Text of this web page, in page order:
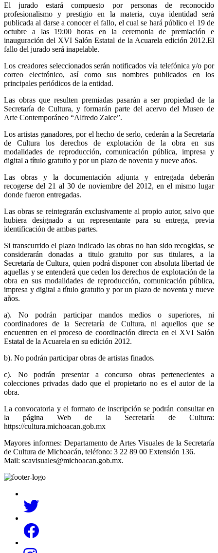
El jurado estará compuesto por personas de reconocido
profesionalismo y prestigio en la materia, cuya identidad será
publicada al darse a conocer el fallo, el cual se hará público el 19 de
octubre a las 19:00 horas en la ceremonia de premiación e
inauguración del XVI Salón Estatal de la Acuarela edición 2012.El
fallo del jurado será inapelable.
Los creadores seleccionados serán notificados vía telefónica y/o por
correo electrónico, así como sus nombres publicados en los
principales periódicos de la entidad.
Las obras que resulten premiadas pasarán a ser propiedad de la
Secretaría de Cultura, y formarán parte del acervo del Museo de
Arte Contemporáneo “Alfredo Zalce”.
Los artistas ganadores, por el hecho de serlo, cederán a la Secretaría
de Cultura los derechos de explotación de la obra en sus
modalidades de reproducción, comunicación pública, impresa y
digital a título gratuito y por un plazo de noventa y nueve años.
Las obras y la documentación adjunta y entregada deberán
recogerse del 21 al 30 de noviembre del 2012, en el mismo lugar
donde fueron entregadas.
Las obras se reintegrarán exclusivamente al propio autor, salvo que
hubiera designado a un representante para su entrega, previa
identificación de ambas partes.
Si transcurrido el plazo indicado las obras no han sido recogidas, se
considerarán donadas a titulo gratuito por sus titulares, a la
Secretaría de Cultura, quien podrá disponer con absoluta libertad de
aquellas y se entenderá que ceden los derechos de explotación de la
obra en sus modalidades de reproducción, comunicación pública,
impresa y digital a título gratuito y por un plazo de noventa y nueve
años.
a). No podrán participar mandos medios o superiores, ni
coordinadores de la Secretaría de Cultura, ni aquellos que se
encuentren en el proceso de coordinación directa en el XVI Salón
Estatal de la Acuarela en su edición 2012.
b). No podrán participar obras de artistas finados.
c). No podrán presentar a concurso obras pertenecientes a
colecciones privadas dado que el propietario no es el autor de la
obra.
La convocatoria y el formato de inscripción se podrán consultar en
la página Web de la Secretaría de Cultura:
https://cultura.michoacan.gob.mx
Mayores informes: Departamento de Artes Visuales de la Secretaría
de Cultura de Michoacán, teléfono: 3 22 89 00 Extensión 136.
Mail: scavisuales@michoacan.gob.mx.